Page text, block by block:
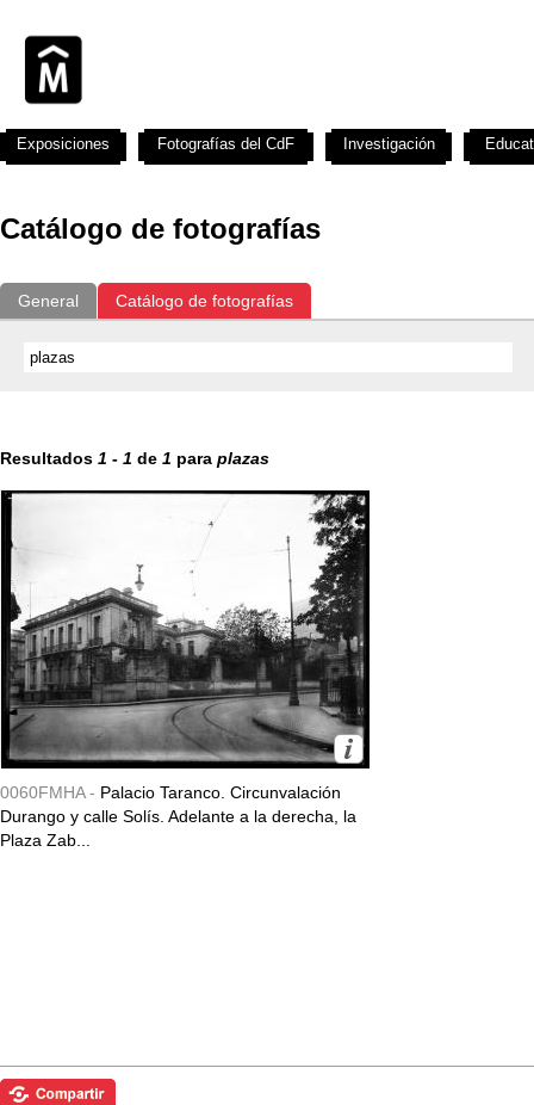
Catálogo de fotografías
General Catálogo de fotografías
Resultados 1 - 1 de 1 para plazas
0060FMHA - Palacio Taranco. Circunvalación
Durango y calle Solís. Adelante a la derecha, la
Plaza Zab...
Exposiciones Fotografías del CdF Investigación